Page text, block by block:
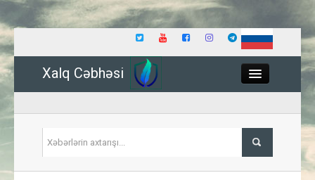
Xalq Cəbhəsi